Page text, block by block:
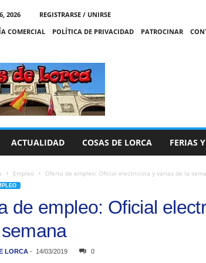
2026
REGISTRARSE / UNIRSE
COMERCIAL
POLÍTICA DE PRIVACIDAD PATROCINAR
ACTUALIDAD COSAS DE LORCA FERIAS
Empleo Oferta de empleo: Oficial electricista y varias de la
de empleo: Oficial
LORCA- 14/03/2019 0